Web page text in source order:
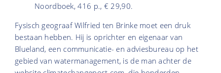
Noordboek, 416 p., € 29,90.
Fysisch geograaf Wilfried ten Brinke moet een druk
bestaan hebben. Hij is oprichter en eigenaar van
Blueland, een communicatie- en adviesbureau op het
gebied van watermanagement, is de man achter de